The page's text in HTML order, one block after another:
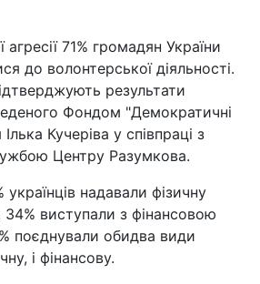
71% громадян України
до волонтерської діяльності.
результати
Фондом "Демократичні
Ілька Кучеріва у співпраці з
Центру Разумкова.
надавали фізичну
виступали з фінансовою
поєднували обидва види
і фінансову.